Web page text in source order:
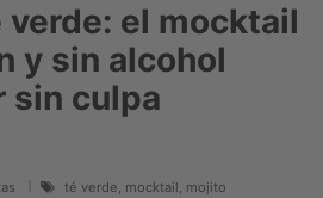
el mocktail
y sin alcohol
sin culpa
té verde, mocktail, mojito